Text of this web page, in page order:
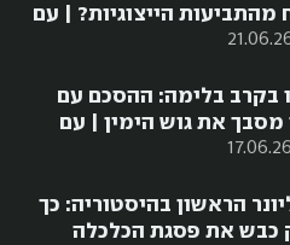
מהתביעות הייצוגיות? | עם
17.06.26
בקרב בלימה: ההסכם עם
מסבך את גוש הימין | עם
הראשון בהיסטוריה: כך
כבש את פסגת הכלכלה